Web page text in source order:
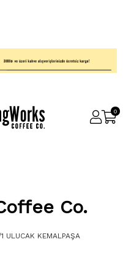
0
ULUCAK KEMALPAŞA